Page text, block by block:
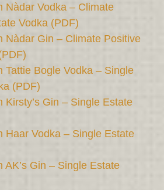
Nàdar Vodka – Climate
Vodka (PDF)
Nàdar Gin – Climate Positive
Tattie Bogle Vodka – Single
(PDF)
Kirsty’s Gin – Single Estate
Haar Vodka – Single Estate
AK’s Gin – Single Estate